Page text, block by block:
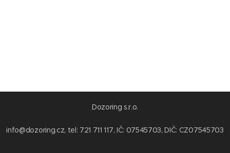
Dozoring s.r.o.
info@dozoring.cz, tel: 721 711 117, IČ: 07545703, DIČ: CZ07545703